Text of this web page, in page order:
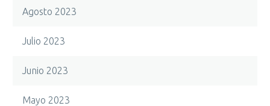
Agosto 2023
Julio 2023
Junio 2023
Mayo 2023